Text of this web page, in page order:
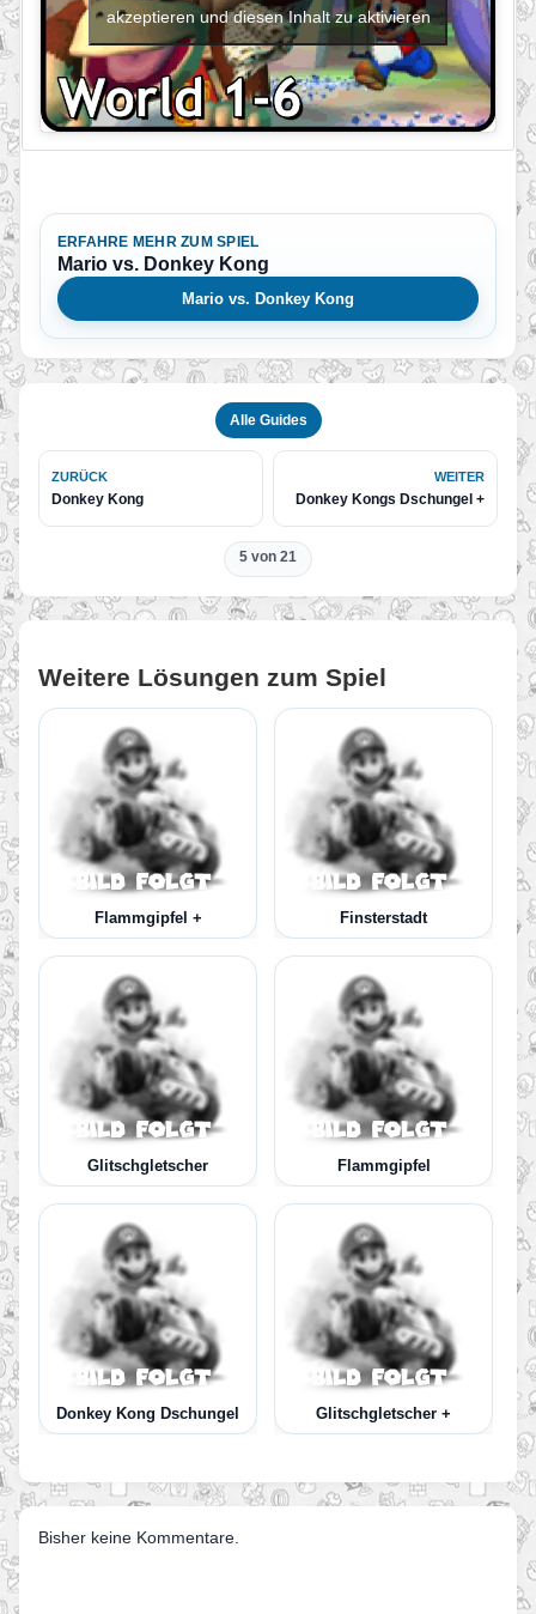
akzeptieren und diesen Inhalt zu aktivieren
ERFAHRE MEHR ZUM SPIEL
Mario vs. Donkey Kong
Mario vs. Donkey Kong
Alle Guides
ZURÜCK
Donkey Kong
WEITER
Donkey Kongs Dschungel +
5 von 21
Weitere Lösungen zum Spiel
Flammgipfel + Finsterstadt
Glitschgletscher Flammgipfel
Donkey Kong Dschungel Glitschgletscher +
Bisher keine Kommentare.